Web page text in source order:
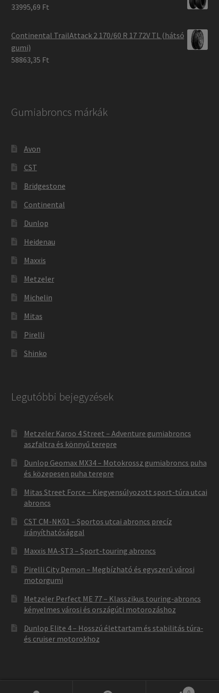
33995,69 Ft
Continental TrailAttack 2 170/60 R 17 72V TL (hátsó
gumi)
58863,35 Ft
Gumiabroncs márkák
Avon
CST
Bridgestone
Continental
Dunlop
Heidenau
Maxxis
Metzeler
Michelin
Mitas
Pirelli
Shinko
Legutóbbi bejegyzések
Metzeler Karoo 4 Street – Adventure gumiabroncs
aszfaltra és könnyű terepre
Dunlop Geomax MX34 – Motokrossz gumiabroncs puha
és közepesen puha terepre
Mitas Street Force – Kiegyensúlyozott sport-túra utcai
abroncs
CST CM-NK01 – Sportos utcai abroncs precíz
irányíthatósággal
Maxxis MA-ST3 – Sport-touring abroncs
Pirelli City Demon – Megbízható és egyszerű városi
motorgumi
Metzeler Perfect ME 77 – Klasszikus touring-abroncs
kényelmes városi és országúti motorozáshoz
Dunlop Elite 4 – Hosszú élettartam és stabilitás túra-
és cruiser motorokhoz